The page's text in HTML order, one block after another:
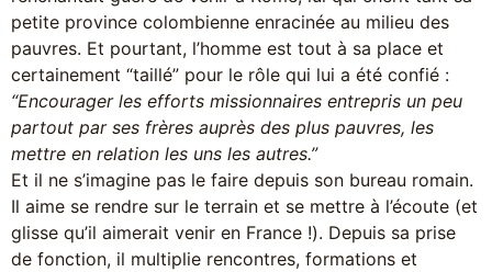
petite province colombienne enracinée au milieu des
pauvres. Et pourtant, l’homme est tout à sa place et
certainement “taillé” pour le rôle qui lui a été confié :
“Encourager les efforts missionnaires entrepris un peu
partout par ses frères auprès des plus pauvres, les
mettre en relation les uns les autres.”
Et il ne s’imagine pas le faire depuis son bureau romain.
Il aime se rendre sur le terrain et se mettre à l’écoute (et
glisse qu’il aimerait venir en France !). Depuis sa prise
de fonction, il multiplie rencontres, formations et